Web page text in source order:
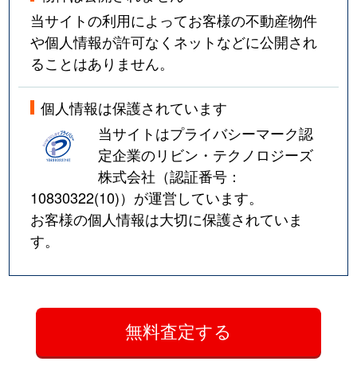
当サイトの利用によってお客様の不動産物件
や個人情報が許可なくネットなどに公開され
ることはありません。
個人情報は保護されています
当サイトはプライバシーマーク認
定企業のリビン・テクノロジーズ
株式会社（認証番号：
10830322(10)）が運営しています。
お客様の個人情報は大切に保護されていま
す。